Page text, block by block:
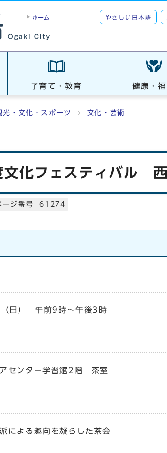
ホーム やさしい日本語
子育て・教育 健康・福
光・文化・スポーツ 文化・芸術
文化フェスティバル
ージ番号 61274
日） 午前9時～午後3時
センター学習館2階 茶室
による趣向を凝らした茶会